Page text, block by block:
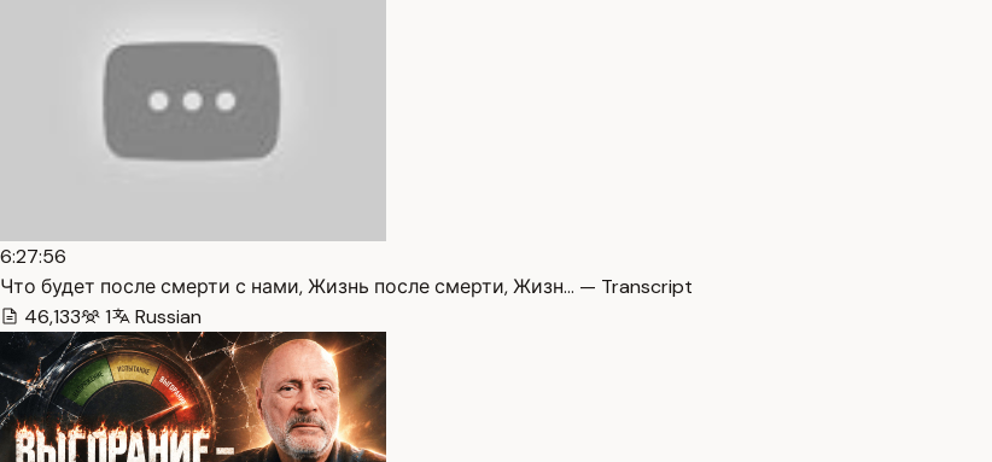
6:27:56
Что будет после смерти с нами, Жизнь после смерти, Жизн… — Transcript
46,133
1 Russian